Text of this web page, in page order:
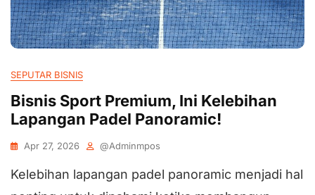
SEPUTAR BISNIS
Bisnis Sport Premium, Ini Kelebihan
Lapangan Padel Panoramic!
Apr 27, 2026 @adminmpos
Kelebihan lapangan padel panoramic menjadi hal